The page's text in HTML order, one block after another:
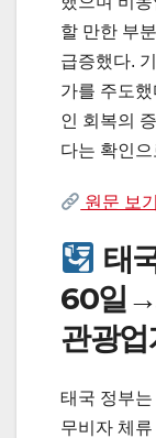
할 만한 부
급증했다.
가를 주도
인 회복의
다는 확인
원문 보
태
60일
관광
태국 정부
무비자 체